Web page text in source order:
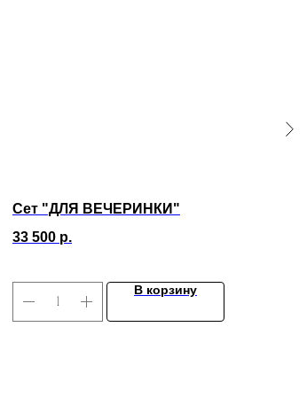
Сет "ДЛЯ ВЕЧЕРИНКИ"
33 500 р.
В корзину